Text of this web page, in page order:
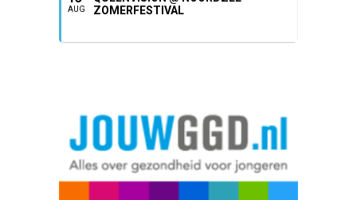
AUG
ZOMERFESTIVAL